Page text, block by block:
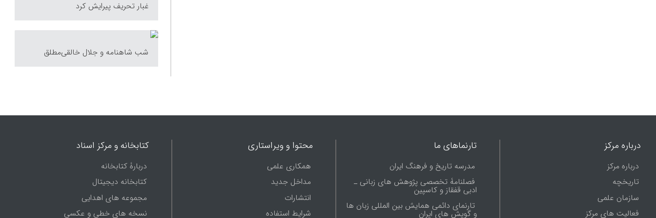
غبار تحریف پیرایش کرد
شب شاهنامه و جلال خالقی‌مطلق
درباره مرکز
درباره مرکز
تاریخچه
سازمان علمی
فعالیت های مرکز
تارنماهای ما
مدرسه تاریخ و فرهنگ ایران
فصلنامۀ تخصصی پژوهش های زبانی ـ
ادبی قفقاز و کاسپین
تارنمای دائمی همایش بین المللی زبان ها
و گویش های ایران
محتوا و ویراستاری
همکاری علمی
مداخل جدید
انتشارات
شرایط استفاده
کتابخانه و مرکز اسناد
دربارۀ کتابخانه
کتابخانه دیجیتال
مجموعه های اهدایی
نسخه های خطی و عکسی